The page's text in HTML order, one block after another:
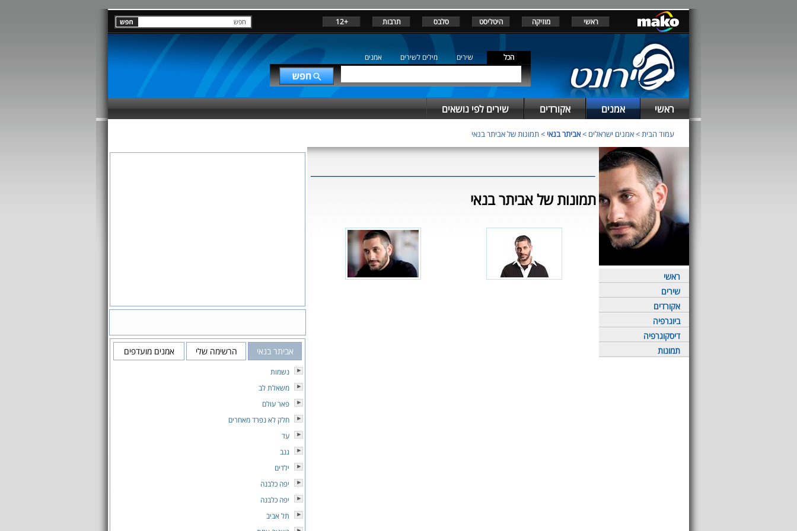
ראשי מוזיקה היטליסט סלבס תרבות +12
הכל שירים מילים לשירים אמנים
ראשי אמנים אקורדים שירים לפי נושאים
עמוד הבית>אמנים ישראלים >אביתר בנאי > תמונות של אביתר בנאי
ראשי
שירים
אקורדים
ביוגרפיה
דיסקוגרפיה
תמונות
תמונות של אביתר בנאי
אביתר בנאי הרשימה שלי אמנים מועדפים
נשמות
משאלת לב
פאר עולם
חלק לא נפרד מאחרים ‎
עד
גנב
ילדים
יפה כלבנה
יפה כלבנה
תל אביב